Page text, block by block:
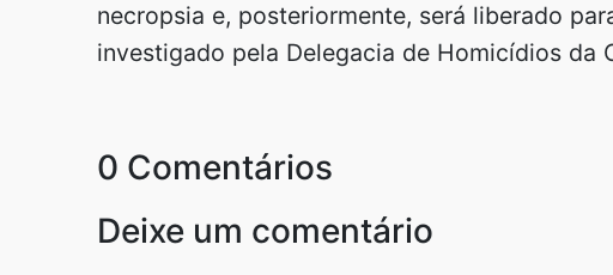
necropsia e, posteriormente, será liberado
investigado pela Delegacia de Homicídios da
0 Comentários
Deixe um comentário